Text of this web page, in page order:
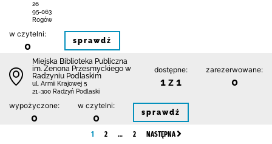
26
95-063
Rogów
w czytelni:
0 sprawdź
Miejska Biblioteka Publiczna
im. Zenona Przesmyckiego w
Radzyniu Podlaskim
ul. Armii Krajowej 5
21-300 Radzyń Podlaski
dostępne:
1 z 1
zarezerwowane:
0
wypożyczone:
0
w czytelni:
0 sprawdź
1 2 … 2 NASTĘPNA